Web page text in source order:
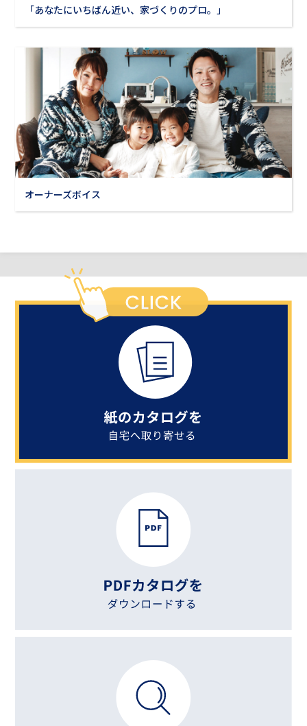
「あなたにいちばん近い、家づくりのプロ。」
オーナーズボイス